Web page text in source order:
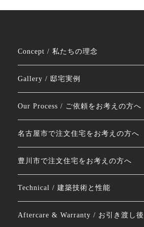
Concept / 私たちの理念
Gallery / 邸宅実例
Our Process / ご依頼をお考えの方へ
名古屋市で注文住宅をお考えの方へ
豊川市で注文住宅をお考えの方へ
Technical / 建築技術と性能
Aftercare & Warranty / お引き渡し後